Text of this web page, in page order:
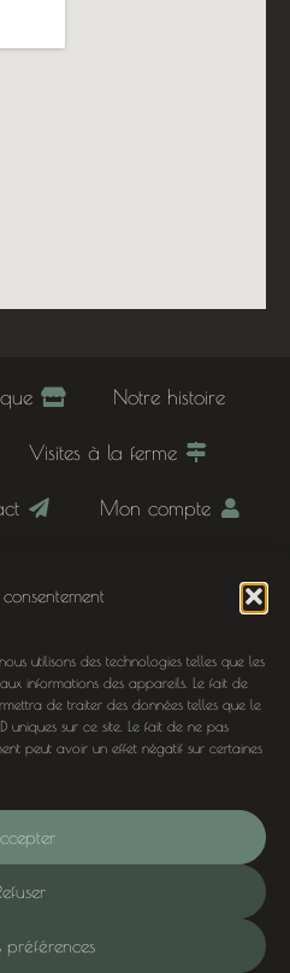
utilisons des technologies telles que les
informations des appareils. Le fait de
de traiter des données telles que le
sur ce site. Le fait de ne pas
peut avoir un effet négatif sur certaines
préférences
Notre histoire
Visites à la ferme
Mon compte
newsletter
de chez nous
Lavilledieu, Siorac-en-
de-Cadouin, Montignac,
en Dordogne (24)